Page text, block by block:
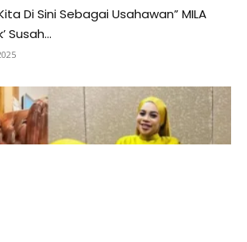
Di Sini Sebagai Usahawan” MILA
Susah...